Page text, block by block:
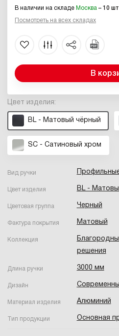
Цвет изделия:
BL - Матовый чёрный
SC - Сатиновый хром
Вид ручки
Цвет изделия BL -
Цветовая группа Черный
Фактура покрытия Матовый
Коллекция
решения
Длина ручки 3000 мм
Дизайн
Материал изделия Алюминий
Тип продукции Основная
В наличии на складе Москва – 10 шт
Посмотреть на всех складах
В